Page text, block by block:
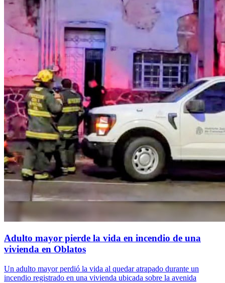
Adulto mayor pierde la vida en incendio de una
vivienda en Oblatos
Un adulto mayor perdió la vida al quedar atrapado durante un
incendio registrado en una vivienda ubicada sobre la avenida